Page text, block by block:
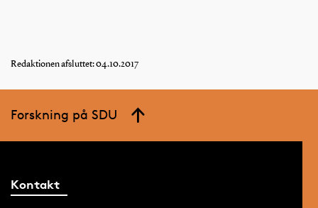
Redaktionen afsluttet: 04.10.2017
Forskning på SDU
Kontakt